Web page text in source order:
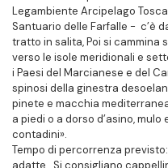
Legambiente Arcipelago
Santuario delle Farfalle - c’è
tratto in salita, Poi si cammina
verso le isole meridionali e
i Paesi del Marcianese e del
spinosi della ginestra
pinete e macchia
a piedi o a dorso d’asino,
contadini».
Tempo di percorrenza